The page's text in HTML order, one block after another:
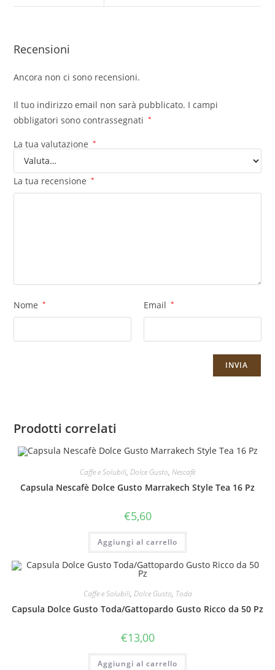
Recensioni
Ancora non ci sono recensioni.
Il tuo indirizzo email non sarà pubblicato. I campi
obbligatori sono contrassegnati
*
La tua valutazione *
La tua recensione *
Nome * Email *
Prodotti correlati
Caffe e Solubili, Dolce Gusto, Nescafè
Capsula Nescafè Dolce Gusto Marrakech Style Tea 16 Pz
€5,60
Aggiungi al carrello
Caffe e Solubili, Dolce Gusto, Toda
Capsula Dolce Gusto Toda/Gattopardo Gusto Ricco da 50 Pz
€13,00
Aggiungi al carrello